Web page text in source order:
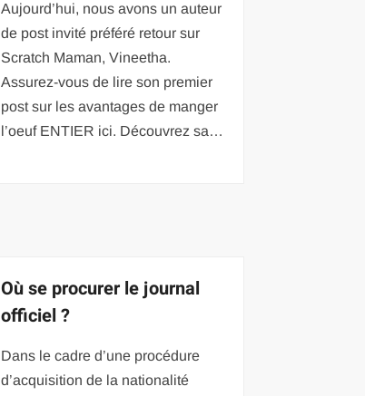
Aujourd’hui, nous avons un auteur
de post invité préféré retour sur
Scratch Maman, Vineetha.
Assurez-vous de lire son premier
post sur les avantages de manger
l’oeuf ENTIER ici. Découvrez sa…
Où se procurer le journal
officiel ?
Dans le cadre d’une procédure
d’acquisition de la nationalité